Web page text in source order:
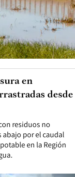
residuos no
abajo por el caudal
en la Región
en
desde